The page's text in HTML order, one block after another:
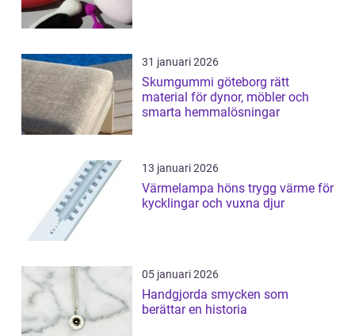
31 januari 2026
Skumgummi göteborg rätt
material för dynor, möbler och
smarta hemmalösningar
13 januari 2026
Värmelampa höns trygg värme för
kycklingar och vuxna djur
05 januari 2026
Handgjorda smycken som
berättar en historia